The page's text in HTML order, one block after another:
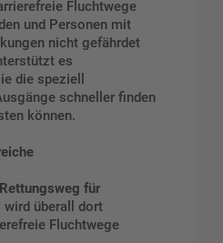
Fluchtwege
und Personen mit
nicht gefährdet
es
die speziell
schneller finden
können.
Rettungsweg für
wird überall dort
Fluchtwege